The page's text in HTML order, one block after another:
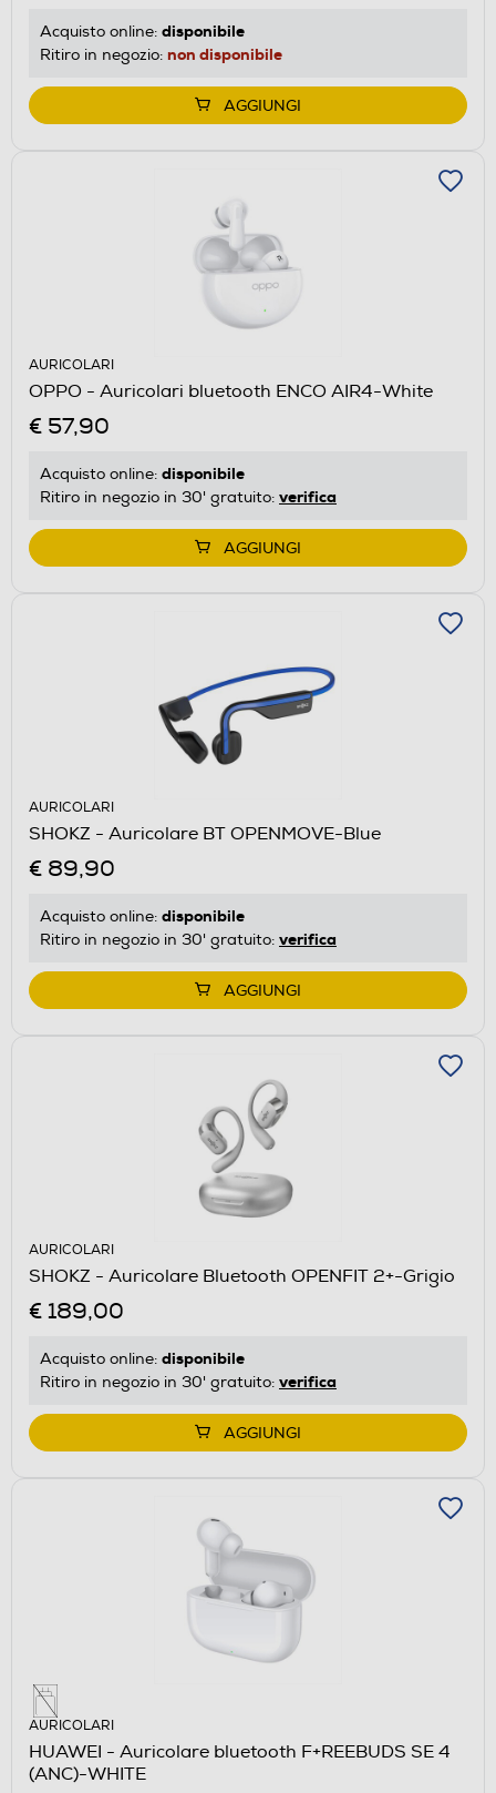
Acquisto online: disponibile
Ritiro in negozio: non disponibile
AGGIUNGI
AURICOLARI
OPPO - Auricolari bluetooth ENCO AIR4-White
€ 57,90
Acquisto online: disponibile
Ritiro in negozio in 30' gratuito: verifica
AGGIUNGI
AURICOLARI
SHOKZ - Auricolare BT OPENMOVE-Blue
€ 89,90
Acquisto online: disponibile
Ritiro in negozio in 30' gratuito: verifica
AGGIUNGI
AURICOLARI
SHOKZ - Auricolare Bluetooth OPENFIT 2+-Grigio
€ 189,00
Acquisto online: disponibile
Ritiro in negozio in 30' gratuito: verifica
AGGIUNGI
AURICOLARI
HUAWEI - Auricolare bluetooth F+REEBUDS SE 4
(ANC)-WHITE